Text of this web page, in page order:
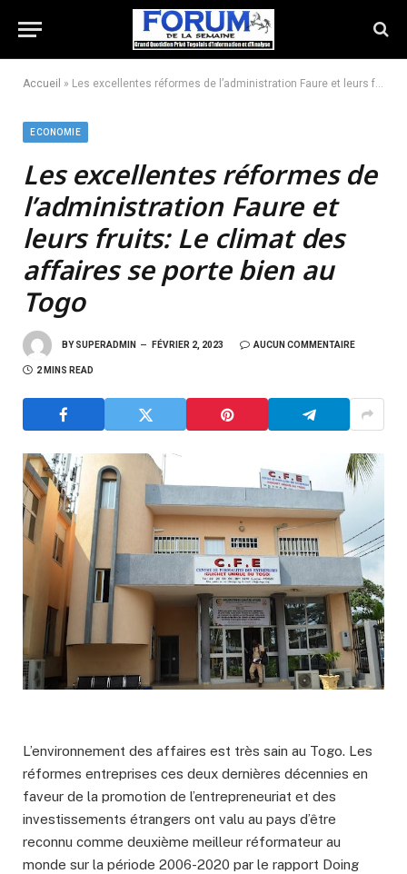
Accueil » Les excellentes réformes de l’administration Faure et leurs fruits: Le climat des affaires se porte bien au Togo
ECONOMIE
Les excellentes réformes de
l’administration Faure et
leurs fruits: Le climat des
affaires se porte bien au
Togo
BY SUPERADMIN FÉVRIER 2, 2023 AUCUN COMMENTAIRE
2 MINS READ
L’environnement des affaires est très sain au Togo. Les
réformes entreprises ces deux dernières décennies en
faveur de la promotion de l’entrepreneuriat et des
investissements étrangers ont valu au pays d’être
reconnu comme deuxième meilleur réformateur au
monde sur la période 2006-2020 par le rapport Doing